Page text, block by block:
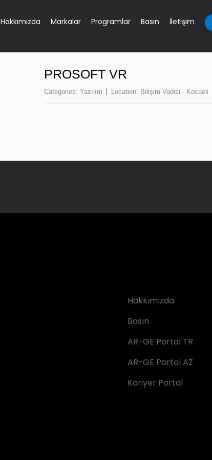
Hakkımızda Markalar Programlar Basın İletişim
PROSOFT VR
Categories: Yazılım Location: Bilişim Vadisi - Kocaeli
Hakkımızda
Basın
AR-GE Portal TR
AR-GE Portal AZ
Kariyer Portal